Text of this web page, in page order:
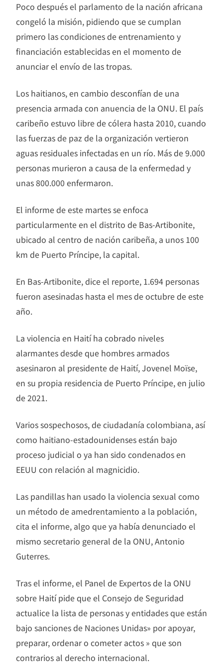
Poco después el parlamento de la nación africana
congeló la misión, pidiendo que se cumplan
primero las condiciones de entrenamiento y
financiación establecidas en el momento de
anunciar el envío de las tropas.
Los haitianos, en cambio desconfían de una
presencia armada con anuencia de la ONU. El país
caribeño estuvo libre de cólera hasta 2010, cuando
las fuerzas de paz de la organización vertieron
aguas residuales infectadas en un río. Más de 9.000
personas murieron a causa de la enfermedad y
unas 800.000 enfermaron.
El informe de este martes se enfoca
particularmente en el distrito de Bas-Artibonite,
ubicado al centro de nación caribeña, a unos 100
km de Puerto Príncipe, la capital.
En Bas-Artibonite, dice el reporte, 1.694 personas
fueron asesinadas hasta el mes de octubre de este
año.
La violencia en Haití ha cobrado niveles
alarmantes desde que hombres armados
asesinaron al presidente de Haití, Jovenel Moïse,
en su propia residencia de Puerto Príncipe, en julio
de 2021.
Varios sospechosos, de ciudadanía colombiana, así
como haitiano-estadounidenses están bajo
proceso judicial o ya han sido condenados en
EEUU con relación al magnicidio.
Las pandillas han usado la violencia sexual como
un método de amedrentamiento a la población,
cita el informe, algo que ya había denunciado el
mismo secretario general de la ONU, Antonio
Guterres.
Tras el informe, el Panel de Expertos de la ONU
sobre Haití pide que el Consejo de Seguridad
actualice la lista de personas y entidades que están
bajo sanciones de Naciones Unidas» por apoyar,
preparar, ordenar o cometer actos » que son
contrarios al derecho internacional.